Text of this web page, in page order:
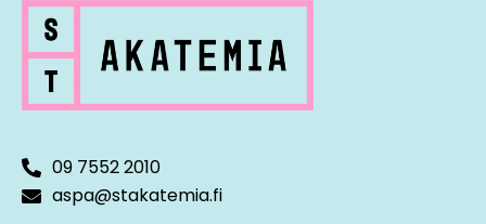
09 7552 2010
aspa@stakatemia.fi